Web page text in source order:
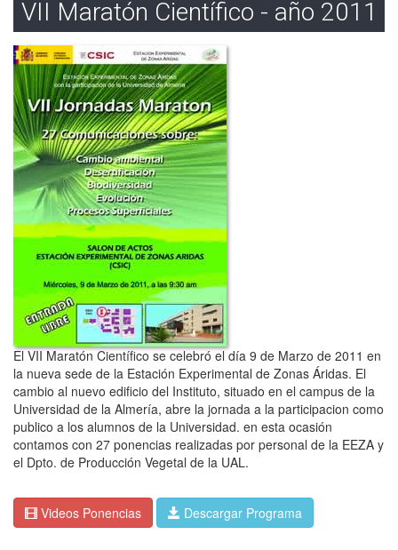
VII Maratón Científico - año 2011
El VII Maratón Científico se celebró el día 9 de Marzo de 2011 en
la nueva sede de la Estación Experimental de Zonas Áridas. El
cambio al nuevo edificio del Instituto, situado en el campus de la
Universidad de la Almería, abre la jornada a la participacion como
publico a los alumnos de la Universidad. en esta ocasión
contamos con 27 ponencias realizadas por personal de la EEZA y
el Dpto. de Producción Vegetal de la UAL.
Videos Ponencias Descargar Programa